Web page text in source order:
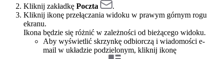
Kliknij zakładkę Poczta
.
Kliknij ikonę przełączania widoku w prawym górnym rogu
ekranu.
Ikona będzie się różnić w zależności od bieżącego widoku.
Aby wyświetlić skrzynkę odbiorczą i wiadomości e-
mail w układzie podzielonym, kliknij ikonę